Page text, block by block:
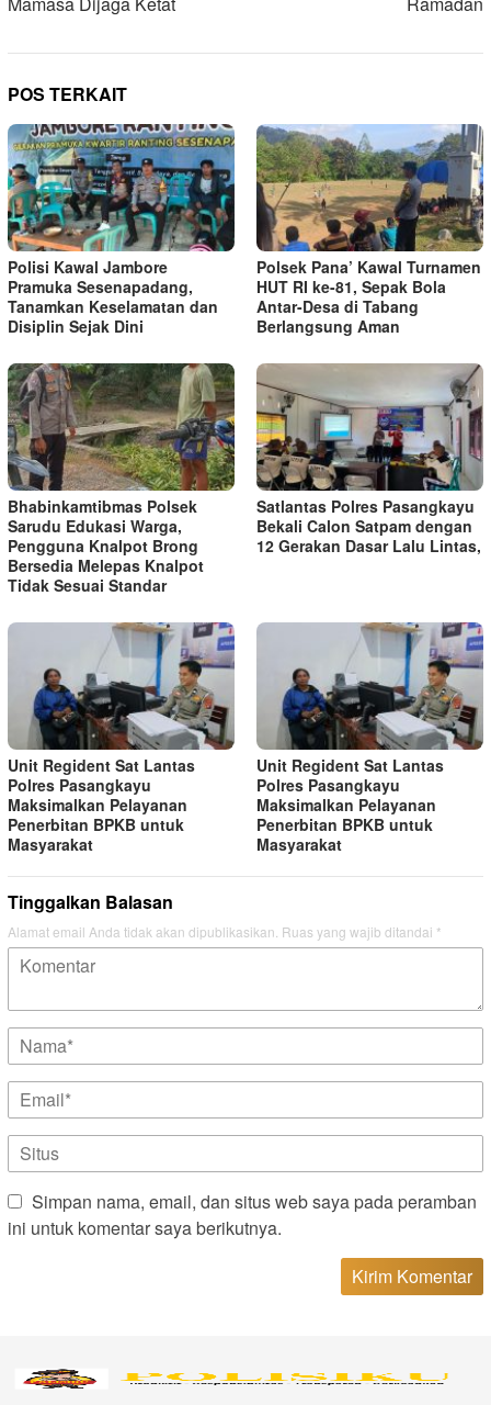
POS TERKAIT
Polisi Kawal Jambore
Pramuka Sesenapadang,
Tanamkan Keselamatan dan
Disiplin Sejak Dini
Polsek Pana’ Kawal Turnamen
HUT RI ke-81, Sepak Bola
Antar-Desa di Tabang
Berlangsung Aman
Bhabinkamtibmas Polsek
Sarudu Edukasi Warga,
Pengguna Knalpot Brong
Bersedia Melepas Knalpot
Tidak Sesuai Standar
Satlantas Polres Pasangkayu
Bekali Calon Satpam dengan
12 Gerakan Dasar Lalu Lintas,
Unit Regident Sat Lantas
Polres Pasangkayu
Maksimalkan Pelayanan
Penerbitan BPKB untuk
Masyarakat
Unit Regident Sat Lantas
Polres Pasangkayu
Maksimalkan Pelayanan
Penerbitan BPKB untuk
Masyarakat
Tinggalkan Balasan
Alamat email Anda tidak akan dipublikasikan. Ruas yang wajib ditandai *
Simpan nama, email, dan situs web saya pada peramban
ini untuk komentar saya berikutnya.